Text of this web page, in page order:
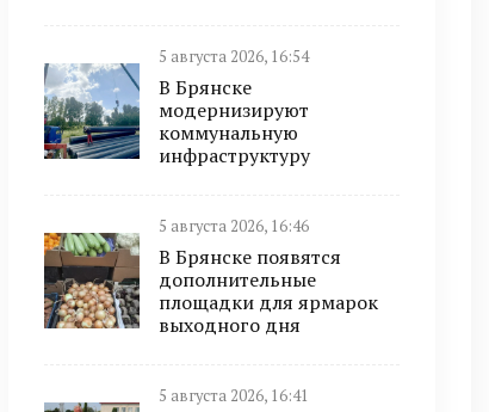
5 августа 2026, 16:54
В Брянске
модернизируют
коммунальную
инфраструктуру
5 августа 2026, 16:46
В Брянске появятся
дополнительные
площадки для ярмарок
выходного дня
5 августа 2026, 16:41